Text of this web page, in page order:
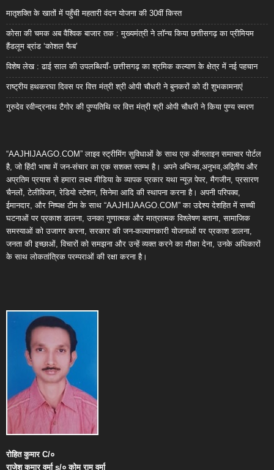
मातृशक्ति के खातों में पहुँची महतारी वंदन योजना की 30वीं किस्त
कोसा की चमक अब वैश्विक बाजार तक : मुख्यमंत्री ने लॉन्च किया छत्तीसगढ़ का प्रीमियम
हैंडलूम ब्रांड ‘कोशल फैब’
विशेष लेख : ढाई साल की उपलब्धियाँ- छत्तीसगढ़ का श्रमिक कल्याण के क्षेत्र में नई पहचान
राष्ट्रीय हथकरघा दिवस पर वित्त मंत्री श्री ओपी चौधरी ने बुनकरों को दी शुभकामनाएं
गुरुदेव रवीन्द्रनाथ टैगोर की पुण्यतिथि पर वित्त मंत्री श्री ओपी चौधरी ने किया पुण्य स्मरण
“AAJHIJAAGO.COM” लाइव स्ट्रीमिंग सुविधाओं के साथ एक ऑनलाइन समाचार पोर्टल
है, जो हिंदी भाषा में जन-संचार का एक सशक्त स्तम्भ है। अपने अभिनव,अनुभव,अद्वितीय और
अप्रतिम प्रयास से हमारा लक्ष्य मीडिया के व्यापक प्रकार यथा न्यूज़ पेपर, मैगजीन, प्रसारण
चैनलों, टेलीविजन, रेडियो स्टेशन, सिनेमा आदि की स्थापना करना है। अपनी परिपक्व,
ईमानदार, और निष्पक्ष टीम के साथ “AAJHIJAAGO.COM” का उद्देश्य देशहित में सच्ची
घटनाओं पर प्रकाश डालना, उनका गुणात्मक और मात्रात्मक विश्लेषण बताना, सामाजिक
समस्याओं को उजागर करना, सरकार की जन-कल्याणकारी योजनाओं पर प्रकाश डालना,
जनता की इच्छाओं, विचारों को समझना और उन्हें व्यक्त करने का मौका देना, उनके अधिकारों
के साथ लोकतांत्रिक परम्पराओं की रक्षा करना है।
रोहित कुमारC/०
राजेश कुमार वर्माs/० कोमू राम वर्मा